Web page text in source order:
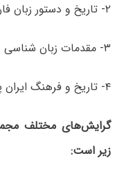
۲- تاریخ و دستور زبان فارسی
۳- مقدمات زبان شناسی
۴- تاریخ و فرهنگ ایران پیش از اسلام
گرایش‌های مختلف
زیر است: